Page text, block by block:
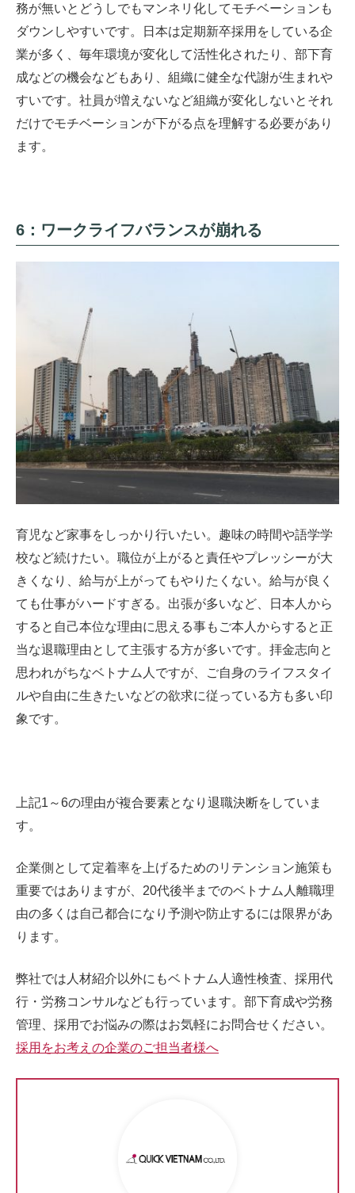
務が無いとどうしでもマンネリ化してモチベーションも
ダウンしやすいです。日本は定期新卒採用をしている企
業が多く、毎年環境が変化して活性化されたり、部下育
成などの機会などもあり、組織に健全な代謝が生まれや
すいです。社員が増えないなど組織が変化しないとそれ
だけでモチベーションが下がる点を理解する必要があり
ます。
6：ワークライフバランスが崩れる
育児など家事をしっかり行いたい。趣味の時間や語学学
校など続けたい。職位が上がると責任やプレッシーが大
きくなり、給与が上がってもやりたくない。給与が良く
ても仕事がハードすぎる。出張が多いなど、日本人から
すると自己本位な理由に思える事もご本人からすると正
当な退職理由として主張する方が多いです。拝金志向と
思われがちなベトナム人ですが、ご自身のライフスタイ
ルや自由に生きたいなどの欲求に従っている方も多い印
象です。
上記1～6の理由が複合要素となり退職決断をしていま
す。
企業側として定着率を上げるためのリテンション施策も
重要ではありますが、20代後半までのベトナム人離職理
由の多くは自己都合になり予測や防止するには限界があ
ります。
弊社では人材紹介以外にもベトナム人適性検査、採用代
行・労務コンサルなども行っています。部下育成や労務
管理、採用でお悩みの際はお気軽にお問合せください。
採用をお考えの企業のご担当者様へ